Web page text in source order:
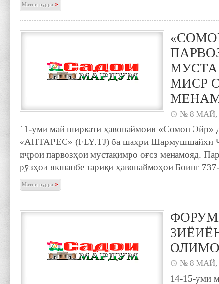
Матни пурра»
МИСР
№ 8 МАЙ,
11-уми май ширкати ҳавопаймоии «Сомон Эйр»
«АНТАРЕС» (FLY.TJ) ба шаҳри Шармушшайхи
иҷрои парвозҳои мустақимро оғоз менамояд.
рӯзҳои якшанбе тариқи ҳавопаймоҳои Боинг
Матни пурра»
№ 8 МАЙ,
14-15-уми